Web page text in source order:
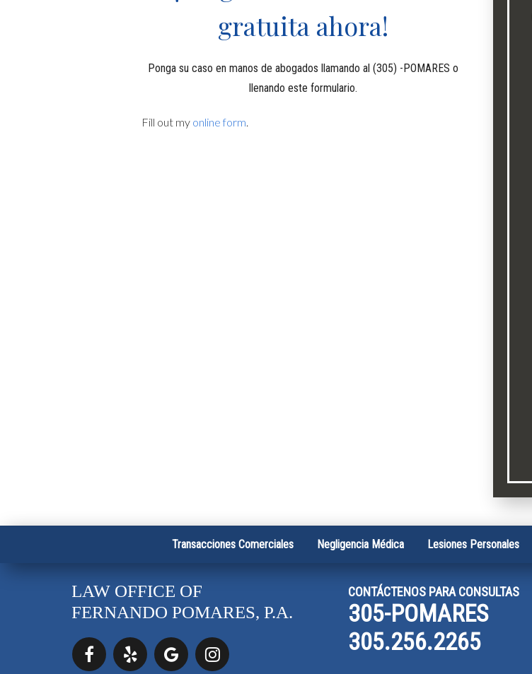
gratuita ahora!
Ponga su caso en manos de abogados llamando al (305) -POMARES o
llenando este formulario.
Fill out my online form
Transacciones Comerciales Negligencia Médica Lesiones Personales
CONTÁCTENOS PARA CONSULTAS
305-POMARES
305.256.2265